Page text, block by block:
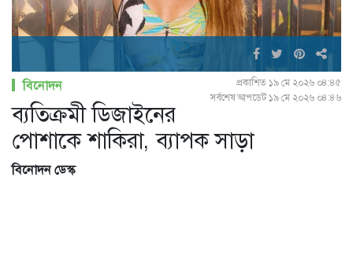
বিনোদন
প্রকাশিত ১৯ মে ২০২৬ ০৪:৪৫
সর্বশেষ আপডেট ১৯ মে ২০২৬ ০৪:৪৬
ব্যতিক্রমী ডিজাইনের
পোশাকে শাকিরা, ব্যাপক সাড়া
বিনোদন ডেস্ক